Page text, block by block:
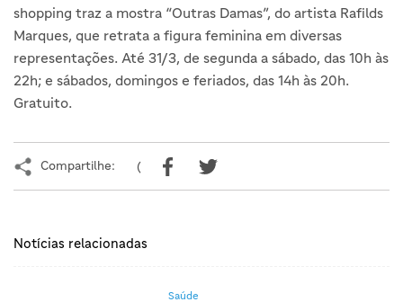
shopping traz a mostra “Outras Damas”, do artista Rafilds
Marques, que retrata a figura feminina em diversas
representações. Até 31/3, de segunda a sábado, das 10h às
22h; e sábados, domingos e feriados, das 14h às 20h.
Gratuito.
Compartilhe: (
Notícias relacionadas
Saúde